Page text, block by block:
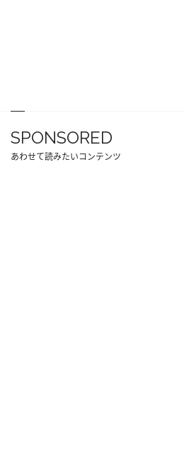
SPONSORED
あわせて読みたいコンテンツ